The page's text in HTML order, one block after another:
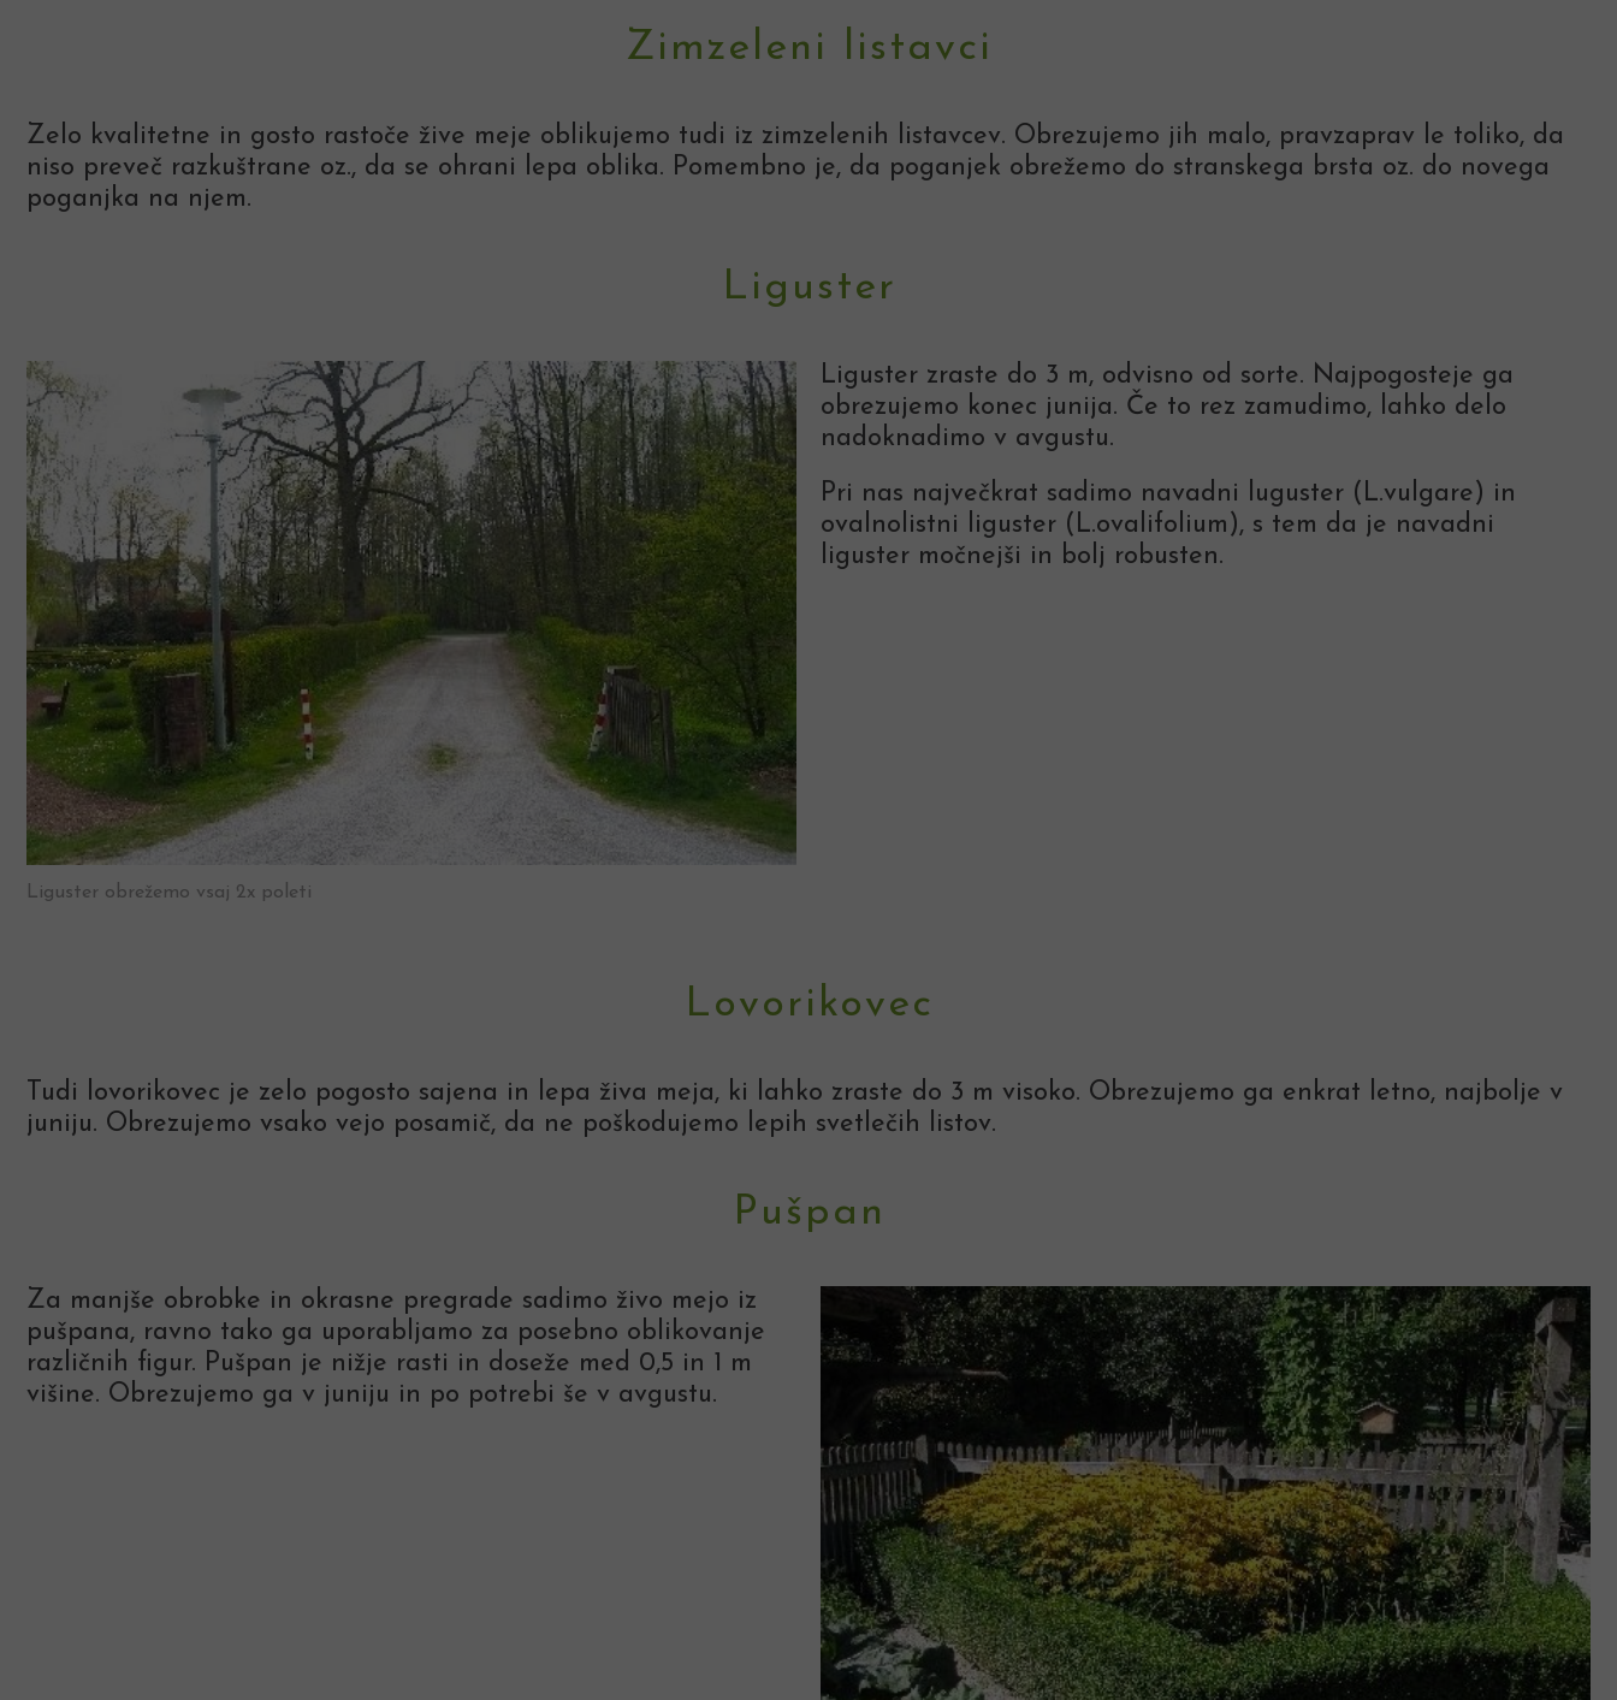
Zimzeleni listavci
Zelo kvalitetne in gosto rastoče žive meje oblikujemo tudi iz zimzelenih listavcev. Obrezujemo jih malo, pravzaprav le toliko, da
niso preveč razkuštrane oz., da se ohrani lepa oblika. Pomembno je, da poganjek obrežemo do stranskega brsta oz. do novega
poganjka na njem.
Liguster
Liguster obrežemo vsaj 2x poleti
Liguster zraste do 3 m, odvisno od sorte. Najpogosteje ga
obrezujemo konec junija. Če to rez zamudimo, lahko delo
nadoknadimo v avgustu.
Pri nas največkrat sadimo navadni luguster (L.vulgare) in
ovalnolistni liguster (L.ovalifolium), s tem da je navadni
liguster močnejši in bolj robusten.
Lovorikovec
Tudi lovorikovec je zelo pogosto sajena in lepa živa meja, ki lahko zraste do 3 m visoko. Obrezujemo ga enkrat letno, najbolje v
juniju. Obrezujemo vsako vejo posamič, da ne poškodujemo lepih svetlečih listov.
Pušpan
Za manjše obrobke in okrasne pregrade sadimo živo mejo iz
pušpana, ravno tako ga uporabljamo za posebno oblikovanje
različnih figur. Pušpan je nižje rasti in doseže med 0,5 in 1 m
višine. Obrezujemo ga v juniju in po potrebi še v avgustu.